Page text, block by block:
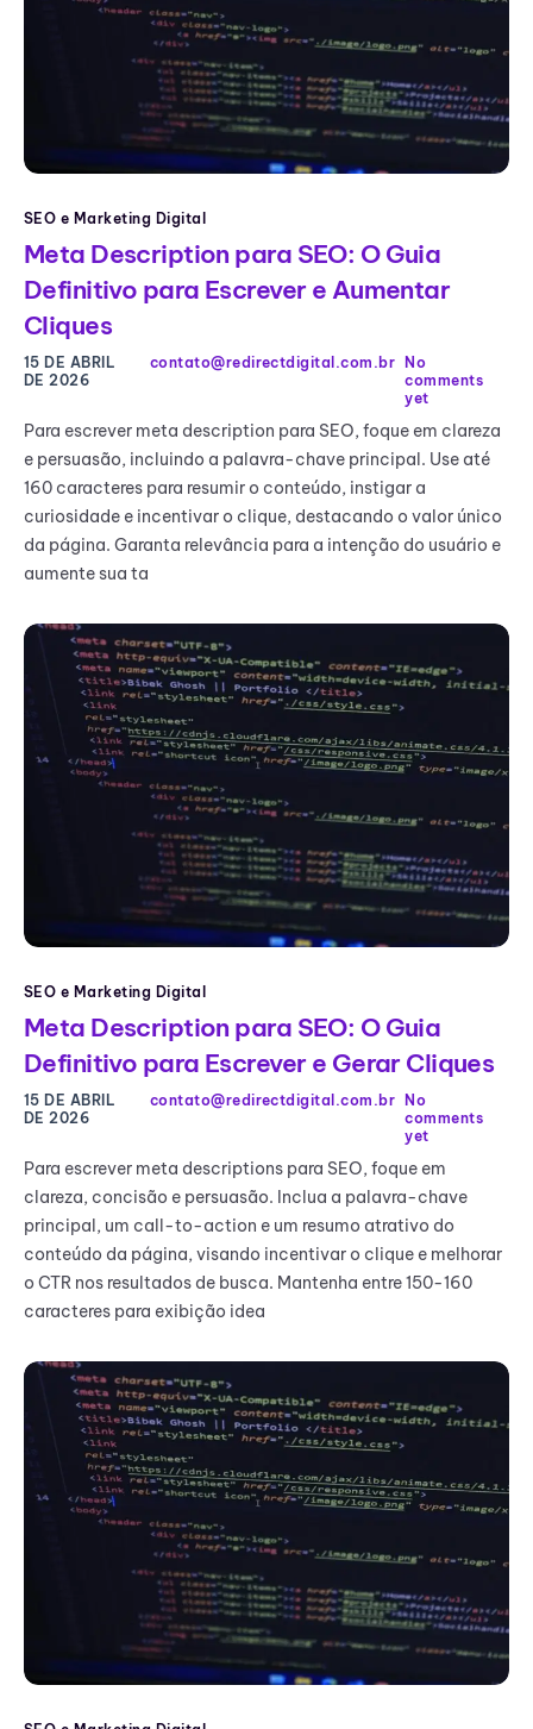
SEO e Marketing Digital
Meta Description para SEO: O Guia
Definitivo para Escrever e Aumentar
Cliques
15 DE ABRIL
DE 2026
contato@redirectdigital.com.br
No
comments
yet
Para escrever meta description para SEO, foque em clareza
e persuasão, incluindo a palavra-chave principal. Use até
160 caracteres para resumir o conteúdo, instigar a
curiosidade e incentivar o clique, destacando o valor único
da página. Garanta relevância para a intenção do usuário e
aumente sua ta
SEO e Marketing Digital
Meta Description para SEO: O Guia
Definitivo para Escrever e Gerar Cliques
15 DE ABRIL
DE 2026
contato@redirectdigital.com.br
No
comments
yet
Para escrever meta descriptions para SEO, foque em
clareza, concisão e persuasão. Inclua a palavra-chave
principal, um call-to-action e um resumo atrativo do
conteúdo da página, visando incentivar o clique e melhorar
o CTR nos resultados de busca. Mantenha entre 150-160
caracteres para exibição idea